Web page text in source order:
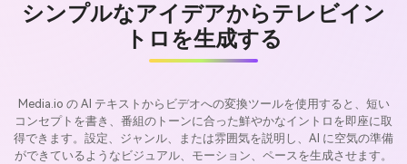
シンプルなアイデアからテレビイン
トロを生成する
Media.io の AI テキストからビデオへの変換ツールを使用すると、短い
コンセプトを書き、番組のトーンに合った鮮やかなイントロを即座に取
得できます。設定、ジャンル、または雰囲気を説明し、AI に空気の準備
ができているようなビジュアル、モーション、ペースを生成させます。